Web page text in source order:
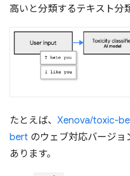
高いと分類するテキスト分
たとえば、 Xenova/toxic-
bert のウェブ対応バージョ
あります。